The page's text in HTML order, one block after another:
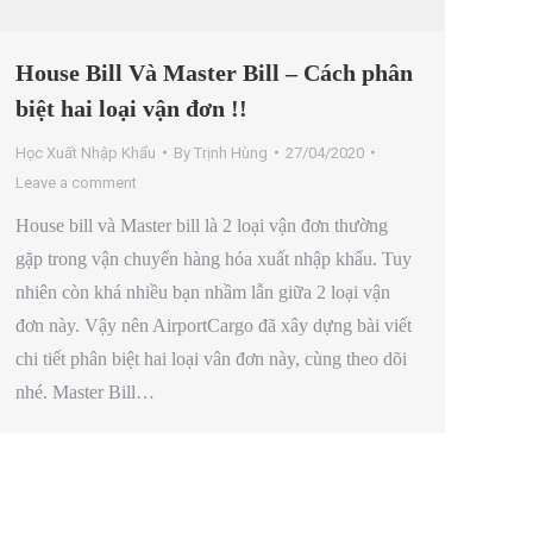
House Bill Và Master Bill – Cách phân
biệt hai loại vận đơn !!
Học Xuất Nhập Khẩu By Trịnh Hùng
27/04/2020
Leave a comment
House bill và Master bill là 2 loại vận đơn thường
gặp trong vận chuyển hàng hóa xuất nhập khẩu. Tuy
nhiên còn khá nhiều bạn nhầm lẫn giữa 2 loại vận
đơn này. Vậy nên AirportCargo đã xây dựng bài viết
chi tiết phân biệt hai loại vân đơn này, cùng theo dõi
nhé. Master Bill…